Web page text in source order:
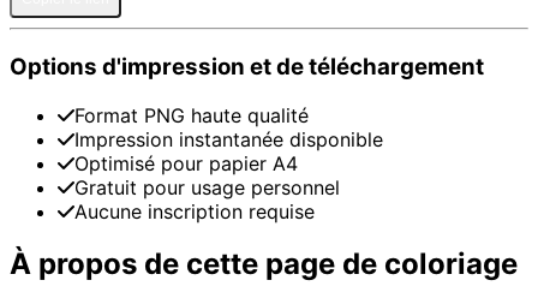
Options d'impression et de téléchargement
Format PNG haute qualité
Impression instantanée disponible
Optimisé pour papier A4
Gratuit pour usage personnel
Aucune inscription requise
À propos de cette page de coloriage